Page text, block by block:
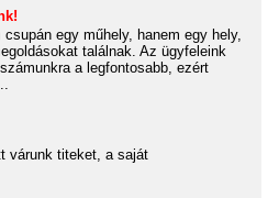
egy műhely, hanem egy hely,
találnak. Az ügyfeleink
a legfontosabb, ezért
várunk titeket, a saját